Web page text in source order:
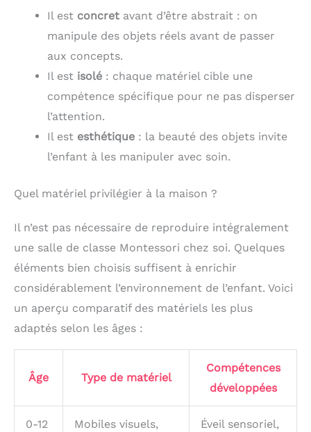
Il est concret avant d’être abstrait : on
manipule des objets réels avant de passer
aux concepts.
Il est isolé : chaque matériel cible une
compétence spécifique pour ne pas disperser
l’attention.
Il est esthétique : la beauté des objets invite
l’enfant à les manipuler avec soin.
Quel matériel privilégier à la maison ?
Il n’est pas nécessaire de reproduire intégralement
une salle de classe Montessori chez soi. Quelques
éléments bien choisis suffisent à enrichir
considérablement l’environnement de l’enfant. Voici
un aperçu comparatif des matériels les plus
adaptés selon les âges :
Âge Type de matériel
Compétences
développées
0-12
Mobiles visuels,
Éveil sensoriel,